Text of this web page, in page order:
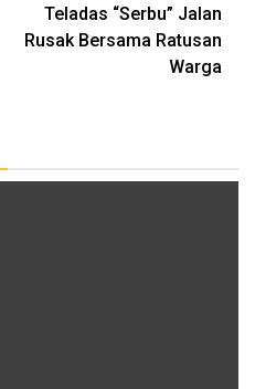
Teladas “Serbu” Jalan
Rusak Bersama Ratusan
Warga